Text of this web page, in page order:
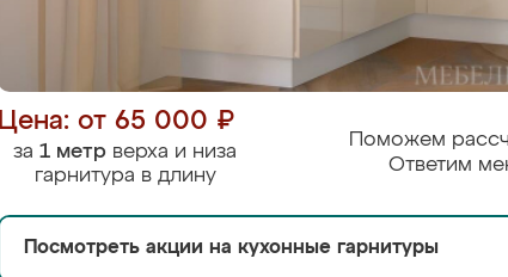
Цена: от 65 000 ₽
за 1 метр верха и низа
гарнитура в длину
Поможем
Ответим
Посмотреть акции на кухонные гарнитуры